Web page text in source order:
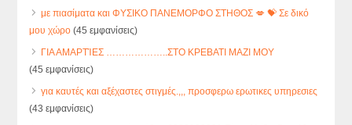
με πιασίματα και ΦΥΣΙΚΟ ΠΑΝΕΜΟΡΦΟ ΣΤΗΘΟΣ 💋 💝 Σε δικό
μου χώρο (45 εμφανίσεις)
ΓΙΑ ΑΜΑΡΤΊΕΣ ………………..ΣΤΟ ΚΡΕΒΑΤΙ ΜΑΖΙ ΜΟΥ
(45 εμφανίσεις)
για καυτές και αξέχαστες στιγμές.,,, προσφερω ερωτικες υπηρεσιες
(43 εμφανίσεις)